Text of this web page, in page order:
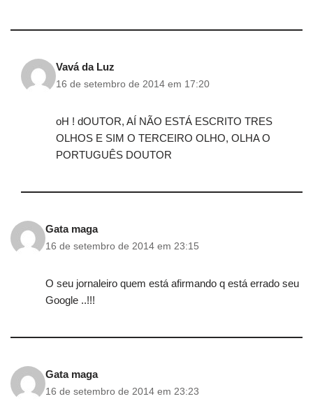
Vavá da Luz
16 de setembro de 2014 em 17:20
oH ! dOUTOR, AÍ NÃO ESTÁ ESCRITO TRES
OLHOS E SIM O TERCEIRO OLHO, OLHA O
PORTUGUÊS DOUTOR
Gata maga
16 de setembro de 2014 em 23:15
O seu jornaleiro quem está afirmando q está errado seu
Google ..!!!
Gata maga
16 de setembro de 2014 em 23:23